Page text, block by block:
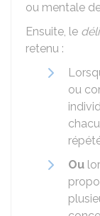
ou mentale
Ensuite, le
retenu :
ou
Ou